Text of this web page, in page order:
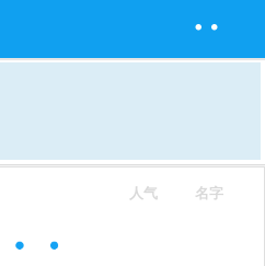
人气 名字